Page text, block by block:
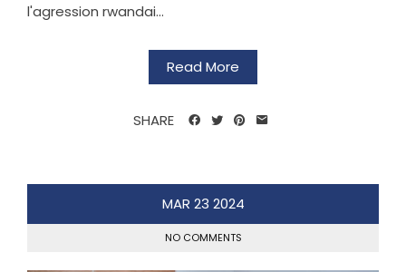
l'agression rwandai...
Read More
SHARE
MAR 23 2024
NO COMMENTS